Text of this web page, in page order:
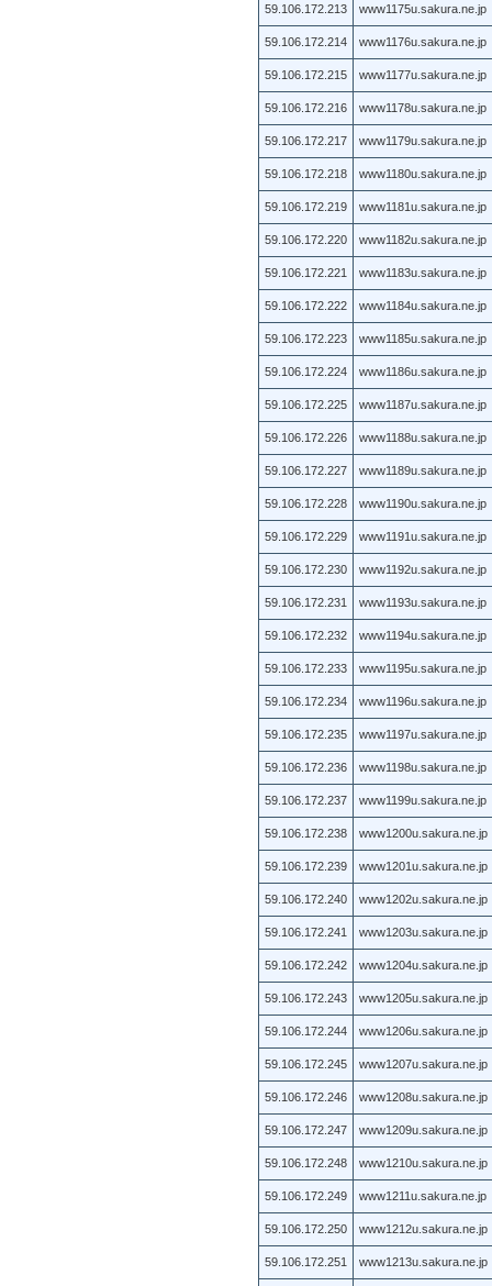
59.106.172.213 www1175u.sakura.ne.jp
59.106.172.214 www1176u.sakura.ne.jp
59.106.172.215 www1177u.sakura.ne.jp
59.106.172.216 www1178u.sakura.ne.jp
59.106.172.217 www1179u.sakura.ne.jp
59.106.172.218 www1180u.sakura.ne.jp
59.106.172.219 www1181u.sakura.ne.jp
59.106.172.220 www1182u.sakura.ne.jp
59.106.172.221 www1183u.sakura.ne.jp
59.106.172.222 www1184u.sakura.ne.jp
59.106.172.223 www1185u.sakura.ne.jp
59.106.172.224 www1186u.sakura.ne.jp
59.106.172.225 www1187u.sakura.ne.jp
59.106.172.226 www1188u.sakura.ne.jp
59.106.172.227 www1189u.sakura.ne.jp
59.106.172.228 www1190u.sakura.ne.jp
59.106.172.229 www1191u.sakura.ne.jp
59.106.172.230 www1192u.sakura.ne.jp
59.106.172.231 www1193u.sakura.ne.jp
59.106.172.232 www1194u.sakura.ne.jp
59.106.172.233 www1195u.sakura.ne.jp
59.106.172.234 www1196u.sakura.ne.jp
59.106.172.235 www1197u.sakura.ne.jp
59.106.172.236 www1198u.sakura.ne.jp
59.106.172.237 www1199u.sakura.ne.jp
59.106.172.238 www1200u.sakura.ne.jp
59.106.172.239 www1201u.sakura.ne.jp
59.106.172.240 www1202u.sakura.ne.jp
59.106.172.241 www1203u.sakura.ne.jp
59.106.172.242 www1204u.sakura.ne.jp
59.106.172.243 www1205u.sakura.ne.jp
59.106.172.244 www1206u.sakura.ne.jp
59.106.172.245 www1207u.sakura.ne.jp
59.106.172.246 www1208u.sakura.ne.jp
59.106.172.247 www1209u.sakura.ne.jp
59.106.172.248 www1210u.sakura.ne.jp
59.106.172.249 www1211u.sakura.ne.jp
59.106.172.250 www1212u.sakura.ne.jp
59.106.172.251 www1213u.sakura.ne.jp